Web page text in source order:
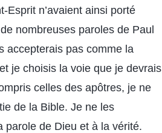
Esprit n’avaient ainsi porté
nombreuses paroles de Paul
accepterais pas comme la
je choisis la voie que je devrais
celles des apôtres, je ne
de la Bible. Je ne les
parole de Dieu et à la vérité.